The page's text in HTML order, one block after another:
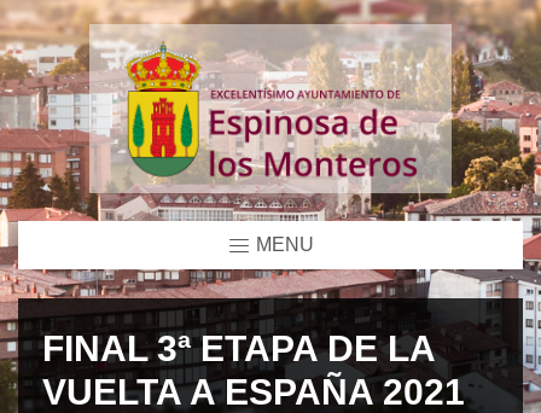
MENU
FINAL 3ª ETAPA DE LA
VUELTA A ESPAÑA 2021